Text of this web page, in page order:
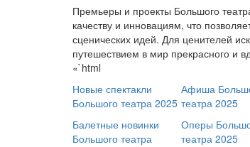
Премьеры и проекты Большого
качеству и инновациям, что
сценических идей. Для ценителей
путешествием в мир прекрасного и
«`html
Новые спектакли
Большого театра 2025
Афиша
театра 2025
Балетные новинки
Большого театра
Оперы
театра 2025